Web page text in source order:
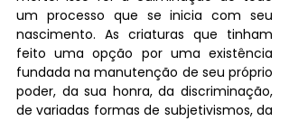
um processo que se inicia com seu
nascimento. As criaturas que tinham
feito uma opção por uma existência
fundada na manutenção de seu próprio
poder, da sua honra, da discriminação,
de variadas formas de subjetivismos, da